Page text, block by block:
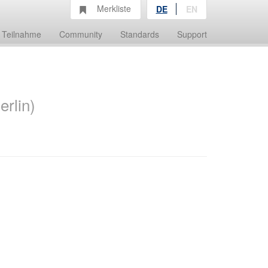
Teilnahme Community Standards Support
Merkliste DE EN